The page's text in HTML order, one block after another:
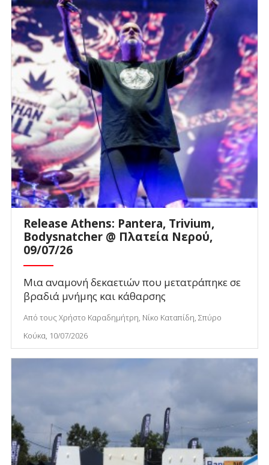
Release Athens: Pantera, Trivium,
Bodysnatcher @ Πλατεία Νερού,
09/07/26
Μια αναμονή δεκαετιών που μετατράπηκε σε
βραδιά μνήμης και κάθαρσης
Από τους Χρήστο Καραδημήτρη, Νίκο Καταπίδη, Σπύρο
Κούκα, 10/07/2026